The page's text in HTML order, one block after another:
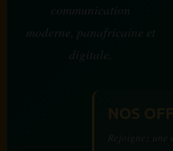
communication
moderne, panafricaine et
digitale.